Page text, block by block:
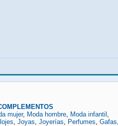
mujer, Moda hombre, Moda infantil ,
,Joyas,Joyerías, Perfumes,Gafas,